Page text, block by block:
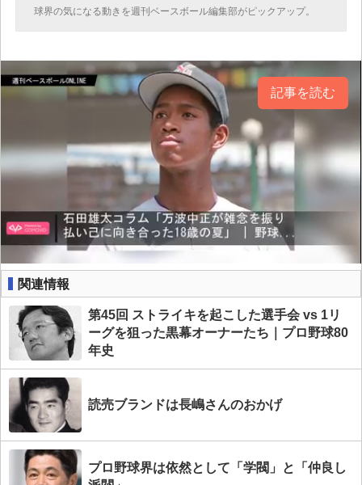
球界の気になる動きを週刊ベースボール編集部がピックアップ。
記事を読む
関連情報
第45回 ストライキを起こした選手会 vs 1リ
ーグを狙った黒幕オーナーたち｜プロ野球80
年史
読売ブランドは長嶋さんのおかげ
プロ野球界は依然として「学閥」と「仲良し